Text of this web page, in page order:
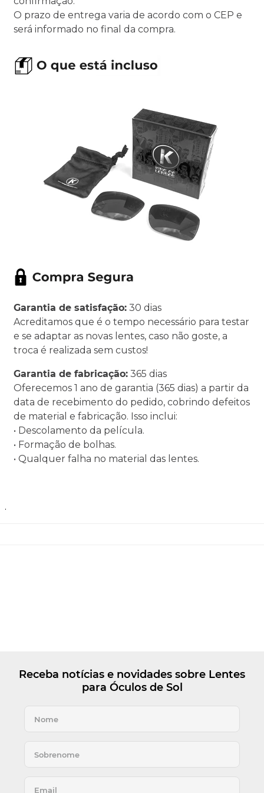
O prazo de entrega varia de acordo com o CEP e
será informado no final da compra.
Garantia de satisfação: 30 dias
Acreditamos que é o tempo necessário para testar
e se adaptar as novas lentes, caso não goste, a
troca é realizada sem custos!
Garantia de fabricação: 365 dias
Oferecemos 1 ano de garantia (365 dias) a partir da
data de recebimento do pedido, cobrindo defeitos
de material e fabricação. Isso inclui:
• Descolamento da película.
• Formação de bolhas.
• Qualquer falha no material das lentes.
.
Receba notícias e novidades sobre Lentes
para Óculos de Sol